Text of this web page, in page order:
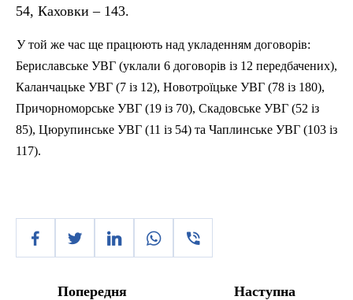
54, Каховки – 143.
У той же час ще працюють над укладенням договорів:
Бериславське УВГ (уклали 6 договорів із 12 передбачених),
Каланчацьке УВГ (7 із 12), Новотроїцьке УВГ (78 із 180),
Причорноморське УВГ (19 із 70), Скадовське УВГ (52 із
85), Цюрупинське УВГ (11 із 54) та Чаплинське УВГ (103 із
117).
Попередня Наступна